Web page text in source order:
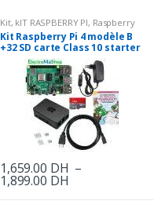
Kit, kIT RASPBERRY PI, Raspberry
PI,Raspberry Pi Robot & KIT
Kit Raspberry Pi 4 modèle B
+32 SD carte Class 10 starter
1,659.00 DH –
1,899.00 DH
Ce